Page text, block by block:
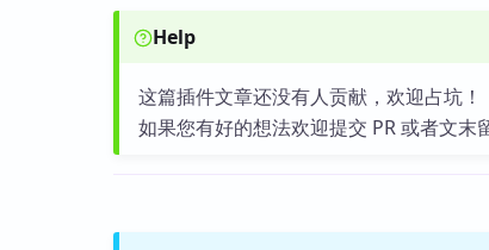
Help
这篇插件文章还没有人贡献，欢迎占坑！
如果您有好的想法欢迎提交 PR 或者文末